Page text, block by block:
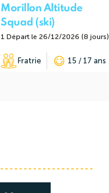
Morillon Altitude
Squad (ski)
1 Départ le 26/12/2026 (8 jours)
Fratrie 15 / 17 ans